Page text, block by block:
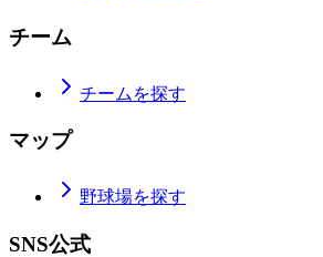
チーム
チームを探す
マップ
野球場を探す
SNS公式